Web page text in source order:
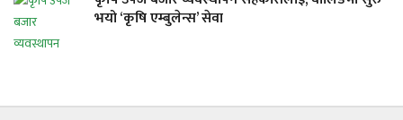
भयो ‘कृषि एम्बुलेन्स’ सेवा